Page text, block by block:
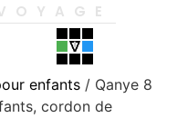
enfants / Qanye 8
cordon de